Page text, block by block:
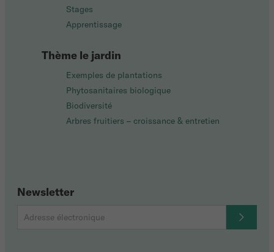
Stages
Apprentissage
Thème le jardin
Exemples de plantations
Phytosanitaires biologique
Biodiversité
Arbres fruitiers – croissance & entretien
Newsletter